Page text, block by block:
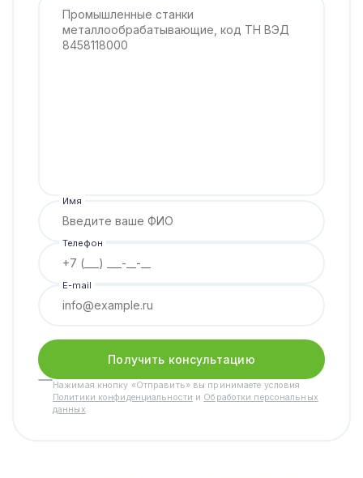
Имя
Телефон
E-mail
Нажимая кнопку «Отправить» вы принимаете условия
Политики конфиденциальности и Обработки персональных
данных
Получить консультацию